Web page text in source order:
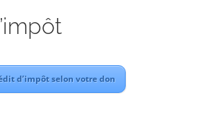
d’impôt selon votre don